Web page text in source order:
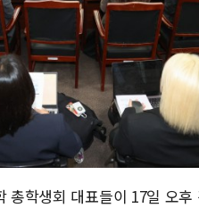
학생회 대표들이 17일 오